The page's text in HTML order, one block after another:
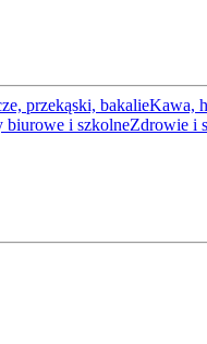
przekąski, bakalieKawa,
biurowe i szkolneZdrowie i